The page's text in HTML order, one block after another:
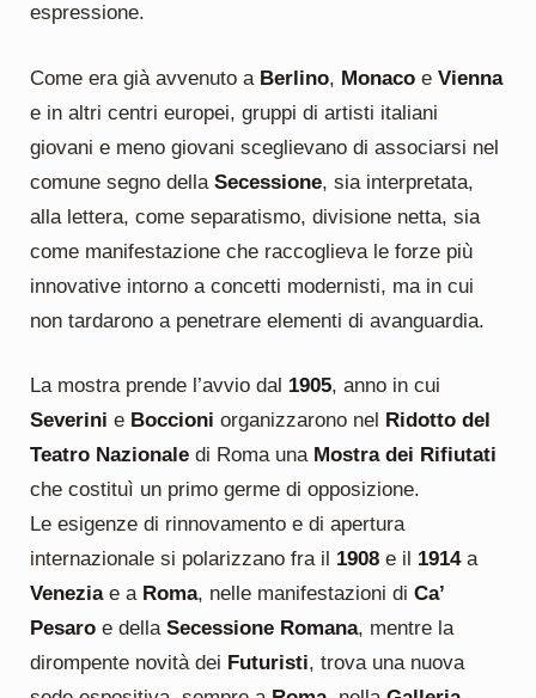
espressione.
Come era già avvenuto a Berlino, Monacoe Vienna
e in altri centri europei, gruppi di artisti italiani
giovani e meno giovani sceglievano di associarsi nel
comune segno della Secessione, sia interpretata,
alla lettera, come separatismo, divisione netta, sia
come manifestazione che raccoglieva le forze più
innovative intorno a concetti modernisti, ma in cui
non tardarono a penetrare elementi di avanguardia.
La mostra prende l’avvio dal 1905, anno in cui
Severini e Boccioni organizzarono nel
Ridotto del
Teatro Nazionaledi Roma una Mostra dei Rifiutati
che costituì un primo germe di opposizione.
Le esigenze di rinnovamento e di apertura
internazionale si polarizzano fra il 1908e il 1914a
Veneziae a Roma, nelle manifestazioni di Ca’
Pesaroe della Secessione Romana, mentre la
dirompente novità dei Futuristi, trova una nuova